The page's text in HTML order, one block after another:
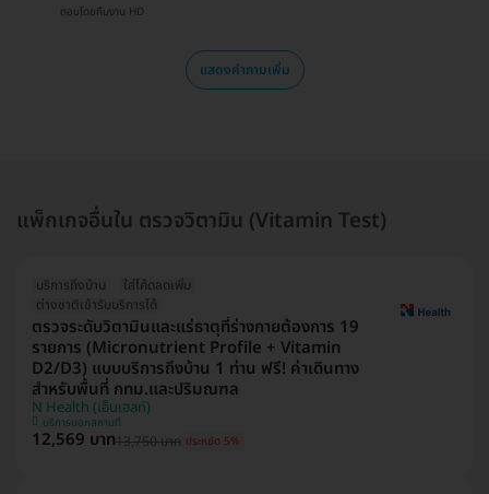
ตอบโดยทีมงาน HD
แสดงคำถามเพิ่ม
แพ็กเกจอื่นใน ตรวจวิตามิน (Vitamin Test)
บริการถึงบ้าน
ใส่โค้ดลดเพิ่ม
ต่างชาติเข้ารับบริการได้
ตรวจระดับวิตามินและแร่ธาตุที่ร่างกายต้องการ 19
รายการ (Micronutrient Profile + Vitamin
D2/D3) แบบบริการถึงบ้าน 1 ท่าน ฟรี! ค่าเดินทาง
สำหรับพื้นที่ กทม.และปริมณฑล
N Health (เอ็นเฮลท์)
บริการนอกสถานที่
12,569 บาท13,750 บาท ประหยัด 5%